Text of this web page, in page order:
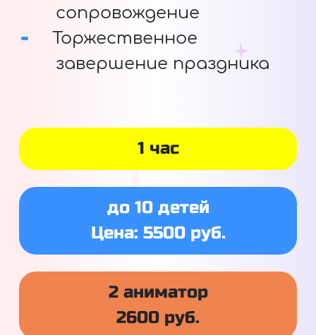
сопровождение
Торжественное
завершение праздника
1 час
до 10 детей
Цена: 5500 руб.
2 аниматор
2600 руб.